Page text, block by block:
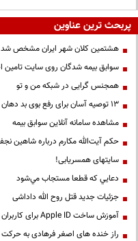
پربحث ترین عناوین
هشتمین کلان شهر ایران مشخص شد
سوابق بیمه شدگان روی سایت تامین
همجنس گرایی در شبکه من و تو
13 توصیه آسان برای رفع بوی بد دهان
مشاهده سامانه آنلاين سوابق بیمه
حكم آيت‌الله مكارم درباره شاهين
سایتهای همسریابی!
دعايي كه قطعا مستجاب مي‌شود
جزئیات جدید قتل روح الله داداشی
آموزش ساخت Apple ID برای کاربران ایرانی
راز خنده های اصغر فرهادی به